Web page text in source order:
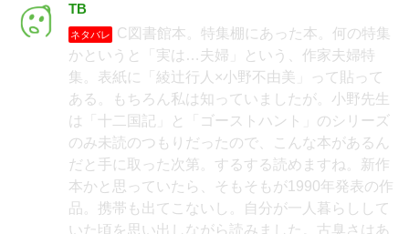
TB
ネタバレ
C図書館本。特集棚にあった本。何の特集
かというと「実は…夫婦」という、作家夫婦特
集。表紙に「綾辻行人×小野不由美」って貼って
ある。もちろん私は知っていましたが。小野先生
は「十二国記」と「ゴーストハント」のシリーズ
のみ未読のつもりだったので、こんな本があるん
だと手に取った次第。するする読めますね。新作
本かと思っていたら、そもそもが1990年発表の作
品。携帯も出てこないし。自分が一人暮らしして
いた頃を思い出しながら読みました。古臭さはあ